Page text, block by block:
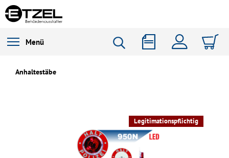
Menü
Anhaltestäbe
Legitimationspflichtig